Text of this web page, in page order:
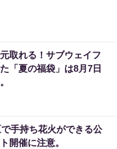
取れる！サブウェイフ
「夏の福袋」は8月7日
で手持ち花火ができる公
開催に注意。